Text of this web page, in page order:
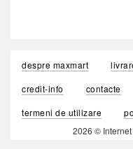
despre maxmart
credit-info
contacte
termeni de utilizare
2026 ©